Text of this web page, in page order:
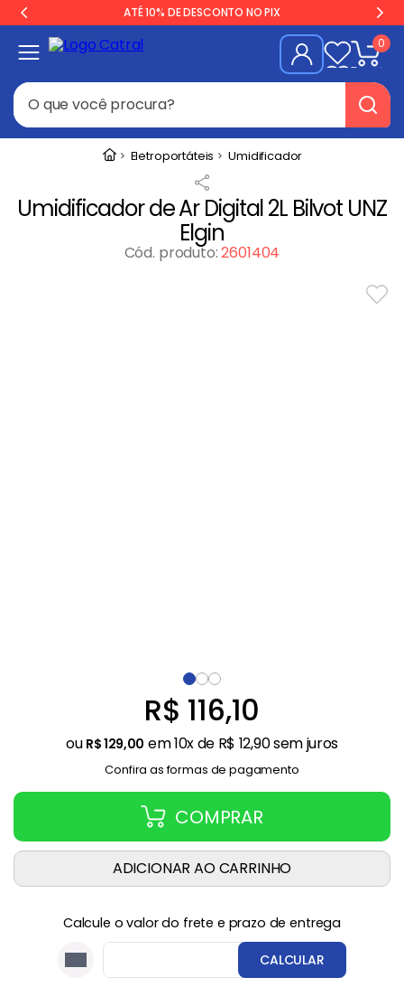
ATÉ 10% DE DESCONTO NO PIX
0
O que você procura?
Eletroportáteis Umidificador
Umidificador de Ar Digital 2L Bilvot UNZ
Elgin
Cód. produto:2601404
R$ 116,10
ou R$129,00 em10x de R$ 12,90sem juros
Confira as formas de pagamento
COMPRAR
ADICIONAR AO CARRINHO
Calcule o valor do frete e prazo de entrega
CALCULAR
Termos mais buscados
2 Geladeira